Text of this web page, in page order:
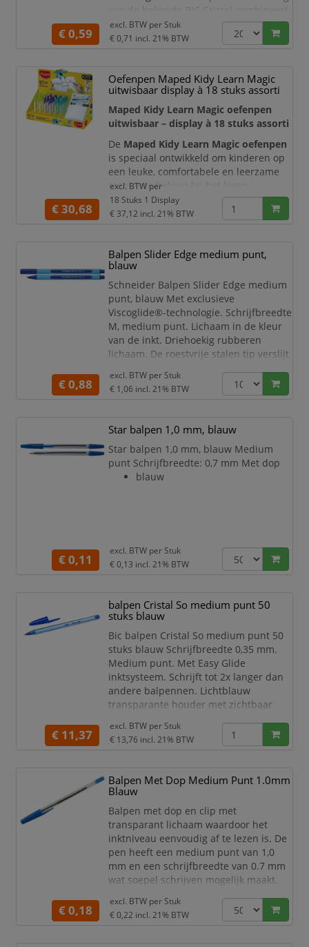
van de bekende BIC Cristal combineert
het vertrouwde schrijfcomfort met
zachte pastelkleuren en een schattig
notities, maar ook een leuke toevoeging
aan iedere etui, pennenbak of
schrijfplek.
D
€ 0,59
excl. BTW per Stuk
€ 0,71 incl. 21% BTW
Oefenpen Maped Kidy Learn Magic
uitwisbaar display à 18 stuks assorti
Maped Kidy Learn Magic oefenpen
uitwisbaar – display à 18 stuks assorti
De Maped Kidy Learn Magic oefenpen
is speciaal ontwikkeld om kinderen op
een leuke, comfortabele en leerzame
manier te helpen bij het leren
schrijven. Deze display bevat18
uitwisbare oefenpennen
in assorti
Dankzij de kindvriendelijke vormgeving,
blauwe schrijfkleur en handige
testzone is deze oefenpen
€ 30,68
excl. BTW per
18 Stuks 1 Display
€ 37,12 incl. 21% BTW
Balpen Slider Edge medium punt,
blauw
Schneider Balpen Slider Edge medium
punt, blauw Met exclusieve
Viscoglide®-technologie. Schrijfbreedte
M, medium punt. Lichaam in de kleur
van de inkt. Driehoekig rubberen
lichaam. De roestvrije stalen tip verslijt
grote reservoir permanent kan gebruikt
worden zonder te vlekken.
Veegt niet uit, zelfs bij gebruik van een
markeerstift. Vloeiend schrift. Niet
navulbaar.
€ 0,88
excl. BTW per Stuk
€ 1,06 incl. 21% BTW
Star balpen 1,0 mm, blauw
Star balpen 1,0 mm, blauw Medium
punt Schrijfbreedte: 0,7 mm Met dop
blauw
€ 0,11
excl. BTW per Stuk
€ 0,13 incl. 21% BTW
balpen Cristal So medium punt 50
stuks blauw
Bic balpen Cristal So medium punt 50
stuks blauw Schrijfbreedte 0,35 mm.
Medium punt. Met Easy Glide
inktsysteem. Schrijft tot 2x langer dan
andere balpennen. Lichtblauw
transparante houder met zichtbaar
de inkt.
blauw
€ 11,37
excl. BTW per Stuk
€ 13,76 incl. 21% BTW
Balpen Met Dop Medium Punt 1.0mm
Blauw
Balpen met dop en clip met
transparant lichaam waardoor het
inktniveau eenvoudig af te lezen is. De
pen heeft een medium punt van 1,0
mm en een schrijfbreedte van 0.7 mm
wat soepel schrijven mogelijk maakt.
meter is deze balpen uiterst geschikt
voor dagelijks gebruik.
€ 0,18
excl. BTW per Stuk
€ 0,22 incl. 21% BTW